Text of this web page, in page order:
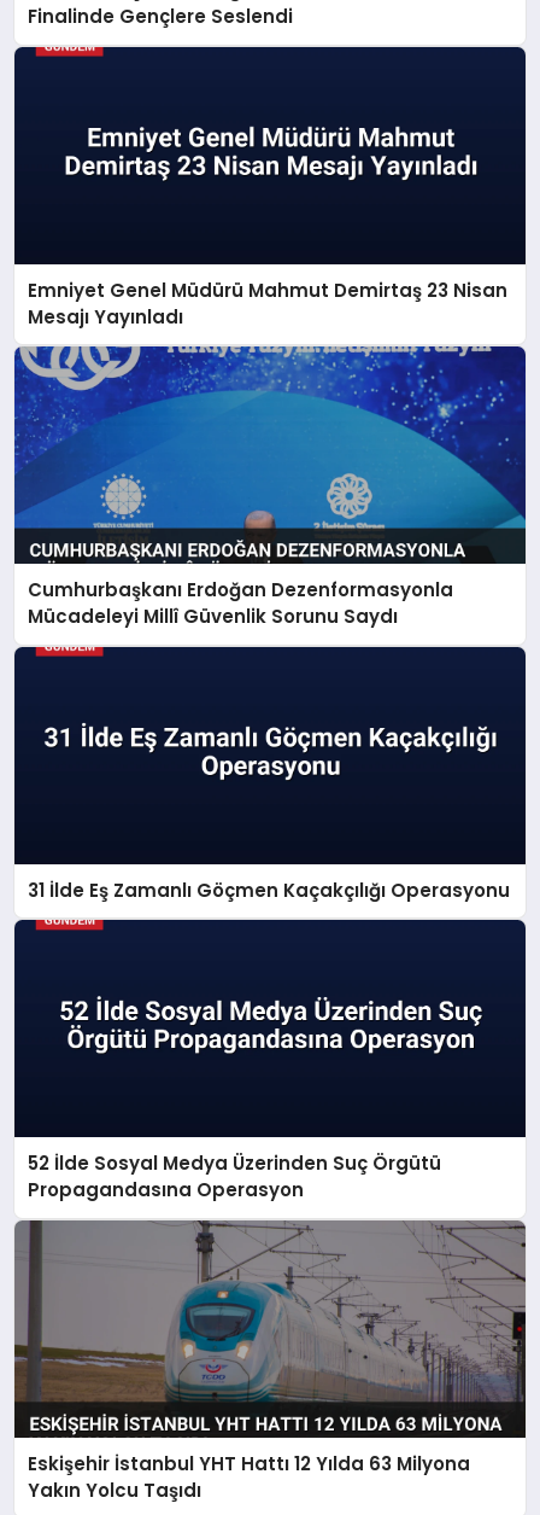
Finalinde Gençlere Seslendi
Emniyet Genel Müdürü Mahmut Demirtaş 23 Nisan
Mesajı Yayınladı
Cumhurbaşkanı Erdoğan Dezenformasyonla
Mücadeleyi Millî Güvenlik Sorunu Saydı
31 İlde Eş Zamanlı Göçmen Kaçakçılığı Operasyonu
52 İlde Sosyal Medya Üzerinden Suç Örgütü
Propagandasına Operasyon
Eskişehir İstanbul YHT Hattı 12 Yılda 63 Milyona
Yakın Yolcu Taşıdı